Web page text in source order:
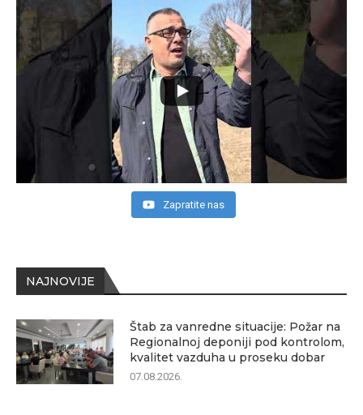
NAJNOVIJE
Štab za vanredne situacije: Požar na
Regionalnoj deponiji pod kontrolom,
kvalitet vazduha u proseku dobar
07.08.2026.
Zapratite nas